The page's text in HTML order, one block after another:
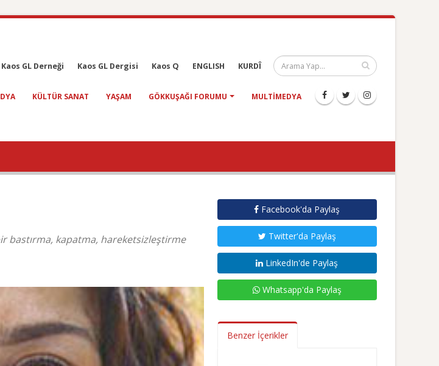
Kaos GL Derneği Kaos GL Dergisi Kaos Q ENGLISH KURDÎ
KÜLTÜR SANAT YAŞAM GÖKKUŞAĞI FORUMU MULTIMEDYA
bastırma, kapatma, hareketsizleştirme
Facebook'da Paylaş
Twitter'da Paylaş
LinkedIn'de Paylaş
Whatsapp'da Paylaş
Benzer İçerikler